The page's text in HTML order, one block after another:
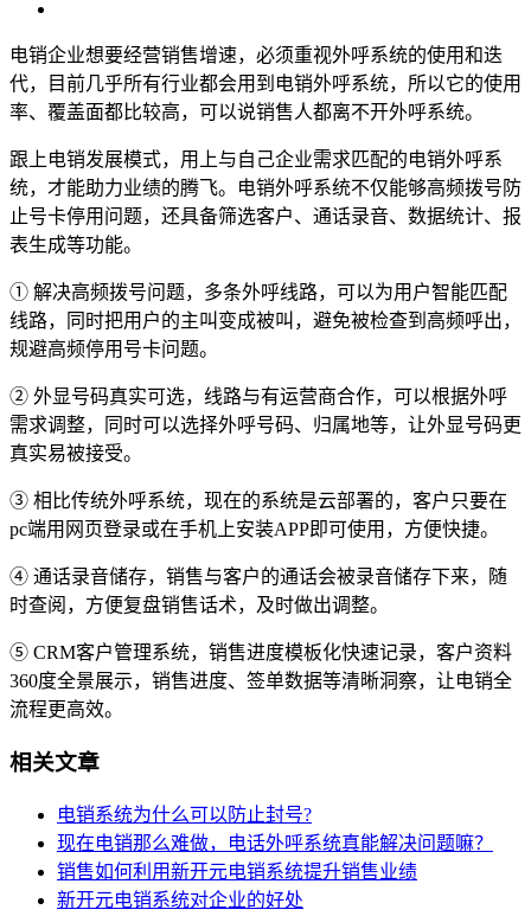
电销企业想要经营销售增速，必须重视外呼系统的使用和迭
代，目前几乎所有行业都会用到电销外呼系统，所以它的使用
率、覆盖面都比较高，可以说销售人都离不开外呼系统。
跟上电销发展模式，用上与自己企业需求匹配的电销外呼系
统，才能助力业绩的腾飞。电销外呼系统不仅能够高频拨号防
止号卡停用问题，还具备筛选客户、通话录音、数据统计、报
表生成等功能。
① 解决高频拨号问题，多条外呼线路，可以为用户智能匹配
线路，同时把用户的主叫变成被叫，避免被检查到高频呼出，
规避高频停用号卡问题。
② 外显号码真实可选，线路与有运营商合作，可以根据外呼
需求调整，同时可以选择外呼号码、归属地等，让外显号码更
真实易被接受。
③ 相比传统外呼系统，现在的系统是云部署的，客户只要在
pc端用网页登录或在手机上安装APP即可使用，方便快捷。
④ 通话录音储存，销售与客户的通话会被录音储存下来，随
时查阅，方便复盘销售话术，及时做出调整。
⑤ CRM客户管理系统，销售进度模板化快速记录，客户资料
360度全景展示，销售进度、签单数据等清晰洞察，让电销全
流程更高效。
相关文章
电销系统为什么可以防止封号?
现在电销那么难做，电话外呼系统真能解决问题嘛？
销售如何利用新开元电销系统提升销售业绩
新开元电销系统对企业的好处